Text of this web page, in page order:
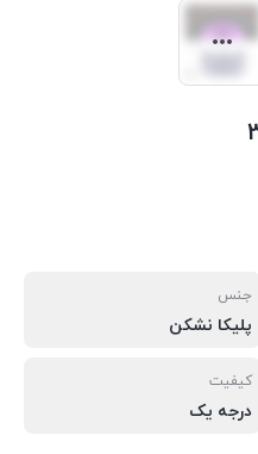
جنس
پلیکا نشکن
کیفیت
درجه یک